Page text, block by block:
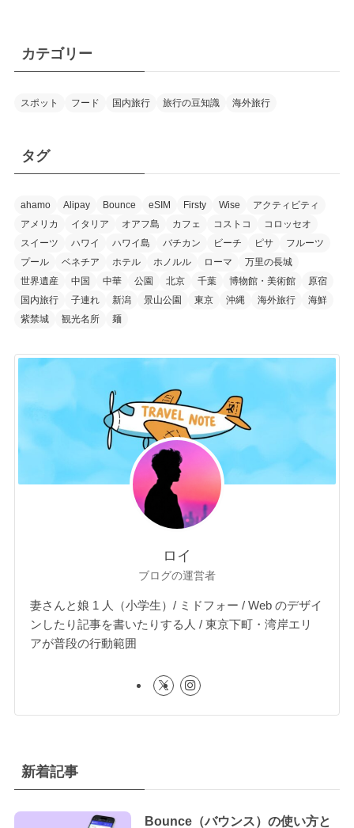
カテゴリー
スポット フード 国内旅行 旅行の豆知識 海外旅行
タグ
ahamo Alipay Bounce eSIM Firsty Wise
アクティビティ
アメリカ
イタリア オアフ島 カフェ コストコ
コロッセオ
スイーツ
ハワイ ハワイ島 バチカン ビーチ ピサ
フルーツ
プール
ベネチア ホテル ホノルル ローマ
万里の長城
世界遺産
中国 中華 公園 北京 千葉 博物館・美術館
原宿
国内旅行
子連れ 新潟 景山公園 東京 沖縄 海外旅行
海鮮
紫禁城
観光名所 麺
ロイ
ブログの運営者
妻さんと娘 1 人（小学生）/ ミドフォー / Web のデザイ
ンしたり記事を書いたりする人 / 東京下町・湾岸エリ
アが普段の行動範囲
新着記事
Bounce（バウンス）の使い方と